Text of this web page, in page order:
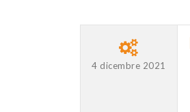
4 dicembre 2021